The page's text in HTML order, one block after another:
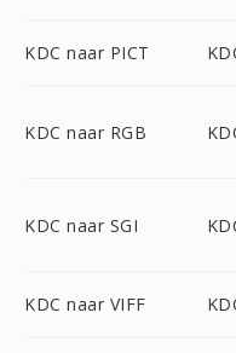
KDC naar PICT
KDC naar RGB
KDC naar SGI
KDC naar VIFF